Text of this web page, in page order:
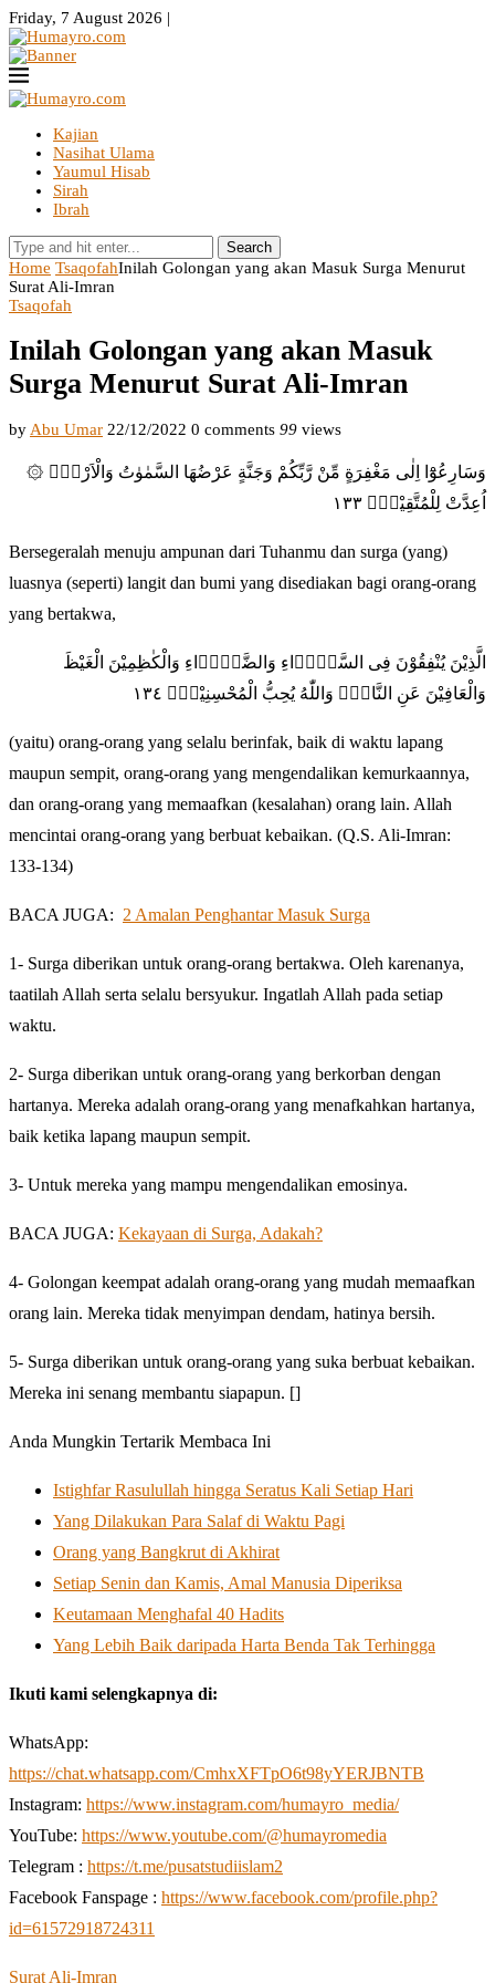
Friday, 7 August 2026 |
Kajian
Nasihat Ulama
Yaumul Hisab
Sirah
Ibrah
Search
Home TsaqofahInilah Golongan yang akan Masuk Surga Menurut
Surat Ali-Imran
Tsaqofah
Inilah Golongan yang akan Masuk
Surga Menurut Surat Ali-Imran
by Abu Umar 22/12/2022 0 comments 99 views
۞ وَسَارِعُوْٓا اِلٰى مَغْفِرَةٍ مِّنْ رَّبِّكُمْ وَجَنَّةٍ عَرْضُهَا السَّمٰوٰتُ وَالْاَرْضُۙ
اُعِدَّتْ لِلْمُتَّقِيْنَۙ ١٣٣
Bersegeralah menuju ampunan dari Tuhanmu dan surga (yang)
luasnya (seperti) langit dan bumi yang disediakan bagi orang-orang
yang bertakwa,
الَّذِيْنَ يُنْفِقُوْنَ فِى السَّرَّۤاءِ وَالضَّرَّۤاءِ وَالْكٰظِمِيْنَ الْغَيْظَ
وَالْعَافِيْنَ عَنِ النَّاسِۗ وَاللّٰهُ يُحِبُّ الْمُحْسِنِيْنَۚ ١٣٤
(yaitu) orang-orang yang selalu berinfak, baik di waktu lapang
maupun sempit, orang-orang yang mengendalikan kemurkaannya,
dan orang-orang yang memaafkan (kesalahan) orang lain. Allah
mencintai orang-orang yang berbuat kebaikan. (Q.S. Ali-Imran:
133-134)
BACA JUGA: 2 Amalan Penghantar Masuk Surga
1- Surga diberikan untuk orang-orang bertakwa. Oleh karenanya,
taatilah Allah serta selalu bersyukur. Ingatlah Allah pada setiap
waktu.
2- Surga diberikan untuk orang-orang yang berkorban dengan
hartanya. Mereka adalah orang-orang yang menafkahkan hartanya,
baik ketika lapang maupun sempit.
3- Untuk mereka yang mampu mengendalikan emosinya.
BACA JUGA: Kekayaan di Surga, Adakah?
4- Golongan keempat adalah orang-orang yang mudah memaafkan
orang lain. Mereka tidak menyimpan dendam, hatinya bersih.
5- Surga diberikan untuk orang-orang yang suka berbuat kebaikan.
Mereka ini senang membantu siapapun. []
Anda Mungkin Tertarik Membaca Ini
Istighfar Rasulullah hingga Seratus Kali Setiap Hari
Yang Dilakukan Para Salaf di Waktu Pagi
Orang yang Bangkrut di Akhirat
Setiap Senin dan Kamis, Amal Manusia Diperiksa
Keutamaan Menghafal 40 Hadits
Yang Lebih Baik daripada Harta Benda Tak Terhingga
Ikuti kami selengkapnya di:
WhatsApp:
https://chat.whatsapp.com/CmhxXFTpO6t98yYERJBNTB
Instagram: https://www.instagram.com/humayro_media/
YouTube: https://www.youtube.com/@humayromedia
Telegram : https://t.me/pusatstudiislam2
Facebook Fanspage : https://www.facebook.com/profile.php?
id=61572918724311
Surat Ali-Imran